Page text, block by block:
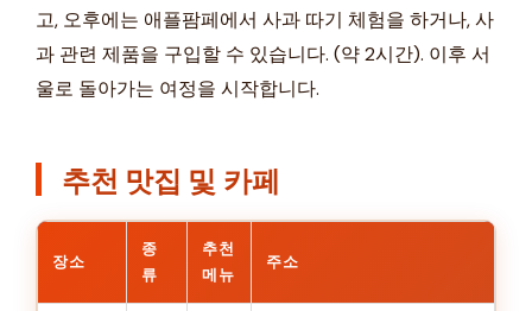
고, 오후에는 애플팜페에서 사과 따기 체험을 하거나, 사
과 관련 제품을 구입할 수 있습니다. (약 2시간). 이후 서
울로 돌아가는 여정을 시작합니다.
추천 맛집 및 카페
장소
종
류
추천
메뉴
주소